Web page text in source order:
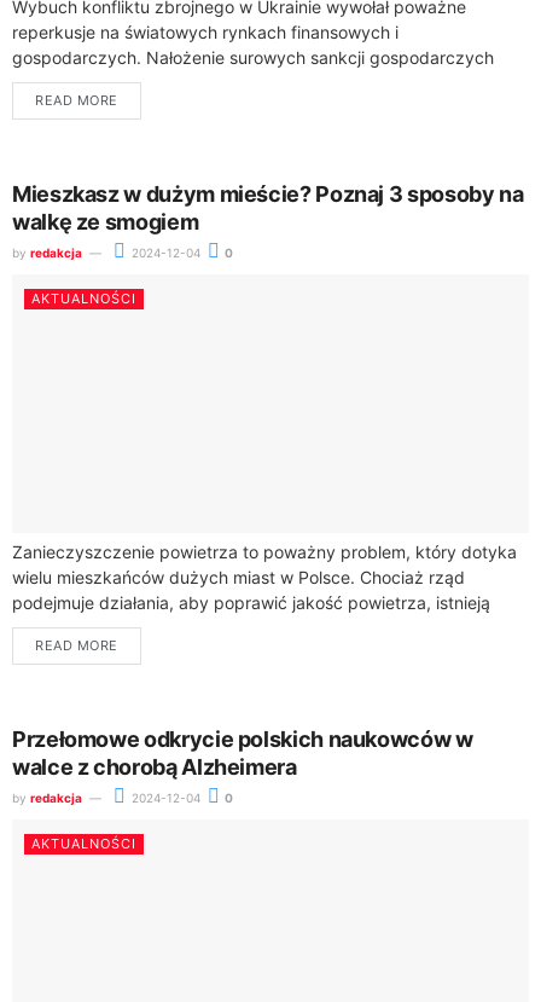
Wybuch konfliktu zbrojnego w Ukrainie wywołał poważne
reperkusje na światowych rynkach finansowych i
gospodarczych. Nałożenie surowych sankcji gospodarczych
przez Zachód na Rosję, będącą kluczowym graczem na
globalnym rynku surowców, skutkuje...
READ MORE
Mieszkasz w dużym mieście? Poznaj 3 sposoby na
walkę ze smogiem
by redakcja 2024-12-04 0
AKTUALNOŚCI
Zanieczyszczenie powietrza to poważny problem, który dotyka
wielu mieszkańców dużych miast w Polsce. Chociaż rząd
podejmuje działania, aby poprawić jakość powietrza, istnieją
również kroki, które możesz podjąć, aby chronić swoje...
READ MORE
Przełomowe odkrycie polskich naukowców w
walce z chorobą Alzheimera
by redakcja 2024-12-04 0
AKTUALNOŚCI